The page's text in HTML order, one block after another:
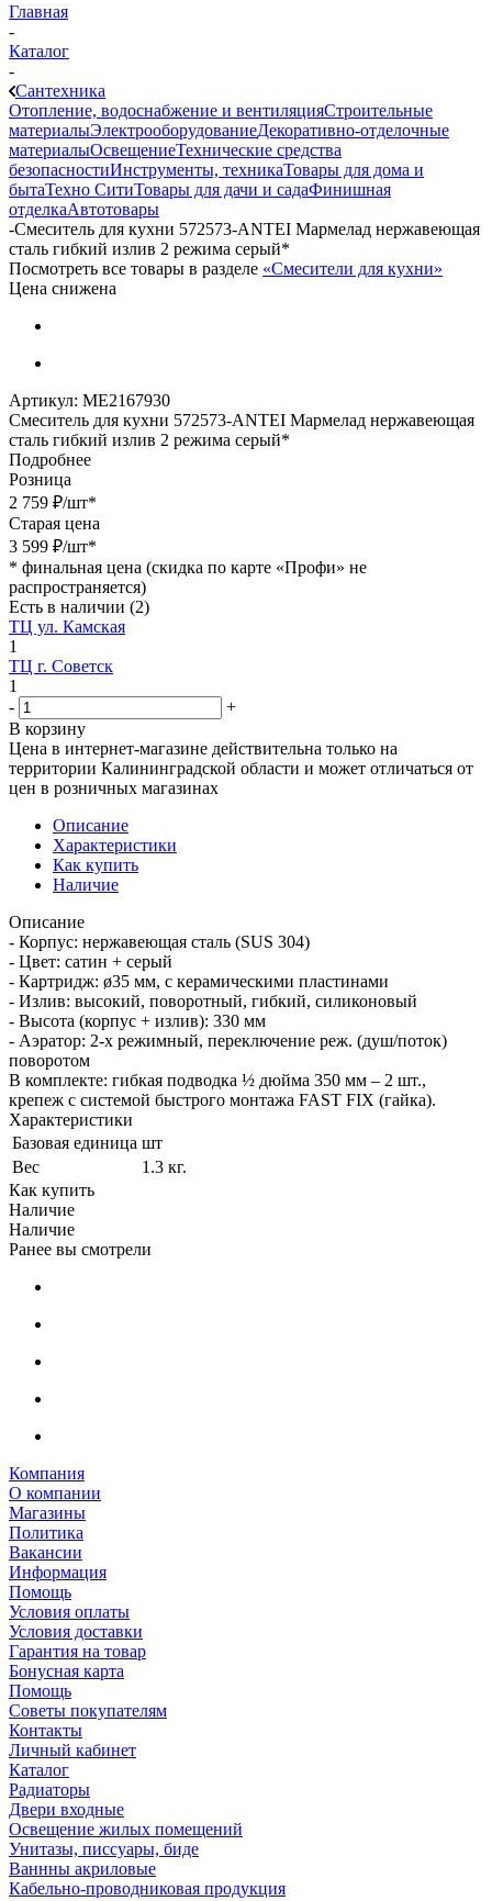
Главная
-
Каталог
-
Сантехника
Отопление, водоснабжение и вентиляцияСтроительные
материалыЭлектрооборудованиеДекоративно-отделочные
материалыОсвещениеТехнические средства
безопасностиИнструменты, техникаТовары для дома и
бытаТехно СитиТовары для дачи и садаФинишная
отделкаАвтотовары
-Смеситель для кухни 572573-ANTEI Мармелад нержавеющая
сталь гибкий излив 2 режима серый*
Посмотреть все товары в разделе «Смесители для кухни»
Цена снижена
Артикул: МЕ2167930
Смеситель для кухни 572573-ANTEI Мармелад нержавеющая
сталь гибкий излив 2 режима серый*
Подробнее
Розница
2 759 ₽/шт*
Старая цена
3 599 ₽/шт*
* финальная цена (скидка по карте «Профи» не
распространяется)
Есть в наличии (2)
ТЦ ул. Камская
1
ТЦ г. Советск
1
-
+
В корзину
Цена в интернет-магазине действительна только на
территории Калининградской области и может отличаться от
цен в розничных магазинах
Описание
Характеристики
Как купить
Наличие
Описание
- Корпус: нержавеющая сталь (SUS 304)
- Цвет: сатин + серый
- Картридж: ø35 мм, с керамическими пластинами
- Излив: высокий, поворотный, гибкий, силиконовый
- Высота (корпус + излив): 330 мм
- Аэратор: 2-х режимный, переключение реж. (душ/поток)
поворотом
В комплекте: гибкая подводка ½ дюйма 350 мм – 2 шт.,
крепеж с системой быстрого монтажа FAST FIX (гайка).
Характеристики
Базовая единица шт
Вес
1.3 кг.
Как купить
Наличие
Наличие
Ранее вы смотрели
Компания
О компании
Магазины
Политика
Вакансии
Информация
Помощь
Условия оплаты
Условия доставки
Гарантия на товар
Бонусная карта
Помощь
Советы покупателям
Контакты
Личный кабинет
Каталог
Радиаторы
Двери входные
Освещение жилых помещений
Унитазы, писсуары, биде
Ваннны акриловые
Кабельно-проводниковая продукция